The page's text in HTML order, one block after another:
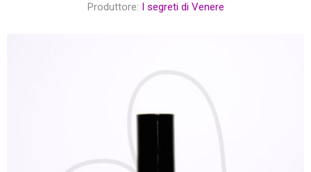
Produttore: I segreti di Venere